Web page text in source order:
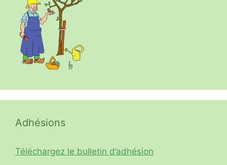
Adhésions
Téléchargez le bulletin d’adhésion